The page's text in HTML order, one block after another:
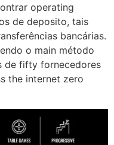
operating
de deposito, tais
bancárias.
o main método
de fifty fornecedores
the internet zero